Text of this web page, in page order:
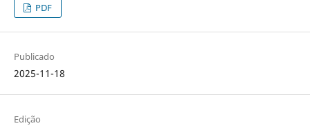
PDF
Publicado
2025-11-18
Edição